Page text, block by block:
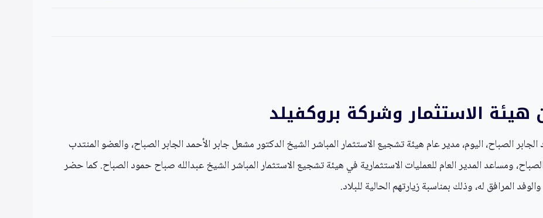
الاستثمار وشركة بروكفيلد
الصباح، اليوم، مدير عام هيئة تشجيع الاستثمار المباشر الشيخ الدكتور مشعل جابر الأحمد الجابر الصباح، والعضو المنتدب
ومساعد المدير العام للعمليات الاستثمارية في هيئة تشجيع الاستثمار المباشر الشيخ عبدالله صباح حمود الصباح. كما حضر
المرافق له، وذلك بمناسبة زيارتهم الحالية للبلاد.